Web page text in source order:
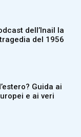
dell’Inail la
del 1956
Guida ai
e ai veri